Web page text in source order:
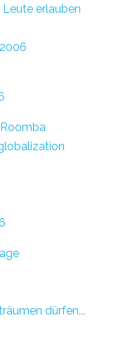
erlauben
dürfen...